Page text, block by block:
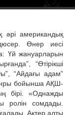
американдық
Өнер иесі
Үй жануарларын
“Өтірікші
“Айдағы адам”
бойынша АҚШ-
бірі. «Однажды
ролін сомдады.
Актер алты